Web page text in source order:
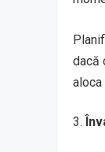
dacă